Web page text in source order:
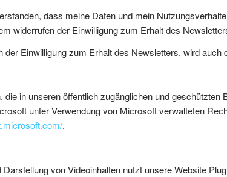
dass meine Daten und mein
widerrufen der Einwilligung zum Erhalt des
der Einwilligung zum Erhalt des Newsletters, wird
die in unseren öffentlich zugänglichen und
unter Verwendung von Microsoft verwalteten
.
Darstellung von Videoinhalten nutzt unsere Website